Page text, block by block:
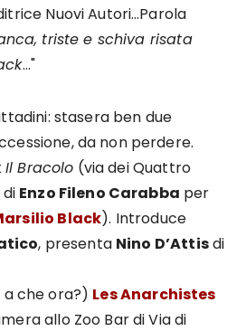
Nuovi Autori…Parola
triste e schiva risata
…"
stasera ben due
da non perdere.
Il Bracolo (via dei Quattro
Enzo Fileno Carabba per
Black). Introduce
, presenta Nino D’Attisdi
a che ora?) Les Anarchistes
allo Zoo Bar di Via di